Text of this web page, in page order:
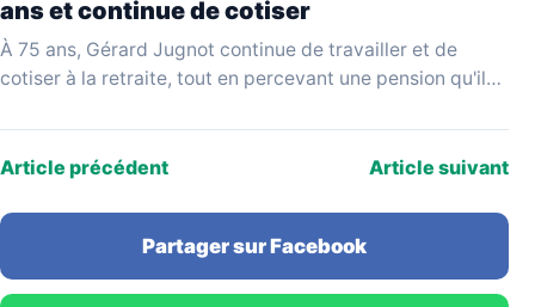
ans et continue de cotiser
À 75 ans, Gérard Jugnot continue de travailler et de
cotiser à la retraite, tout en percevant une pension qu'il
Article précédent Article suivant
Partager sur Facebook